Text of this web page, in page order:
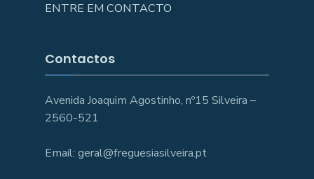
ENTRE EM CONTACTO
Contactos
Avenida Joaquim Agostinho, nº15 Silveira –
2560-521
Email: geral@freguesiasilveira.pt